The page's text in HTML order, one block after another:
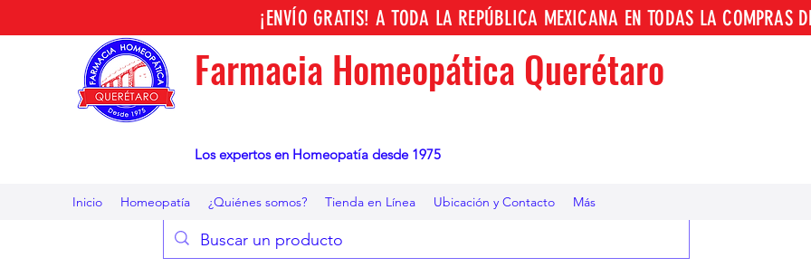
Farmacia Homeopática Querétaro
Los expertos en Homeopatía desde 1975
Inicio Homeopatía ¿Quiénes somos? Tienda en Línea Ubicación y Contacto Más
¡ENVÍO GRATIS! A TODA LA REPÚBLICA MEXICANA EN TODAS LA COMPRAS